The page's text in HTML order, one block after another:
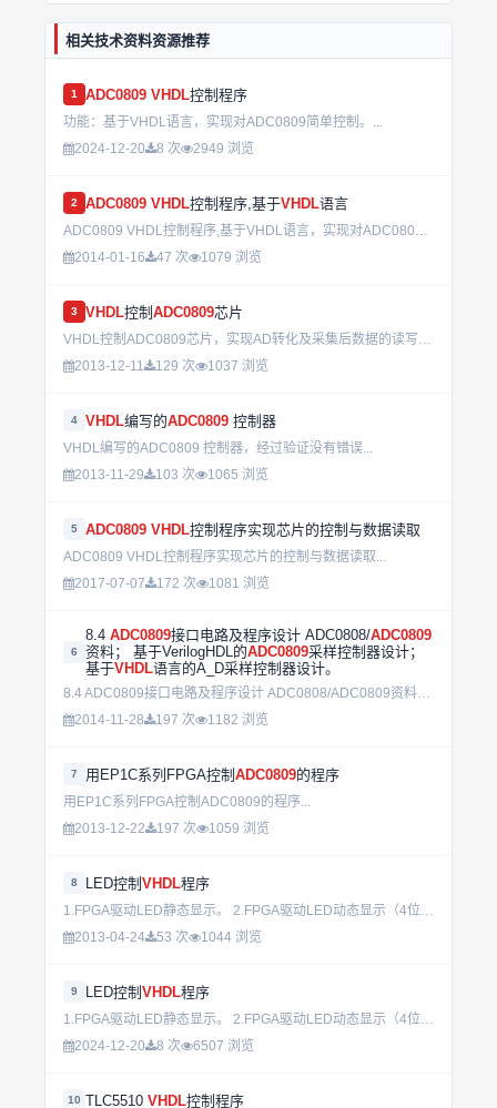
相关技术资料资源推荐
1 ADC0809 VHDL控制程序
功能：基于VHDL语言，实现对ADC0809简单控制。...
2024-12-20
8 次 2949 浏览
2 ADC0809 VHDL控制程序,基于VHDL语言
ADC0809 VHDL控制程序,基于VHDL语言，实现对ADC0809控制....
2014-01-16
47 次 1079 浏览
3 VHDL控制ADC0809芯片
VHDL控制ADC0809芯片，实现AD转化及采集后数据的读写。...
2013-12-11
129 次 1037 浏览
4 VHDL编写的ADC0809 控制器
VHDL编写的ADC0809 控制器，经过验证没有错误...
2013-11-29
103 次 1065 浏览
5 ADC0809 VHDL控制程序实现芯片的控制与数据读取
ADC0809 VHDL控制程序实现芯片的控制与数据读取...
2017-07-07
172 次 1081 浏览
6
8.4 ADC0809接口电路及程序设计 ADC0808/ADC0809
资料； 基于VerilogHDL的ADC0809采样控制器设计；
基于VHDL语言的A_D采样控制器设计。
8.4 ADC0809接口电路及程序设计 ADC0808/ADC0809资料； 基于VerilogHDL的ADC0809采样控制器设计； 基于VHDL语言的A_D采样控制器设计。...
2014-11-28
197 次 1182 浏览
7 用EP1C系列FPGA控制ADC0809的程序
用EP1C系列FPGA控制ADC0809的程序...
2013-12-22
197 次 1059 浏览
8 LED控制VHDL程序
1.FPGA驱动LED静态显示。 2.FPGA驱动LED动态显示（4位）。 ...
2013-04-24
53 次 1044 浏览
9 LED控制VHDL程序
1.FPGA驱动LED静态显示。 2.FPGA驱动LED动态显示（4位）。 ...
2024-12-20
8 次 6507 浏览
10 TLC5510 VHDL控制程序